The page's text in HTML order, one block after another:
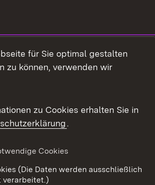
Kontakt
für Sie optimal gestalten
zu können, verwenden wir
zu Cookies erhalten Sie in
.
Cookies
(Die Daten werden ausschließlich
verarbeitet.)